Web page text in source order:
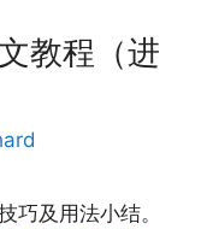
教程（进
巧及用法小结。